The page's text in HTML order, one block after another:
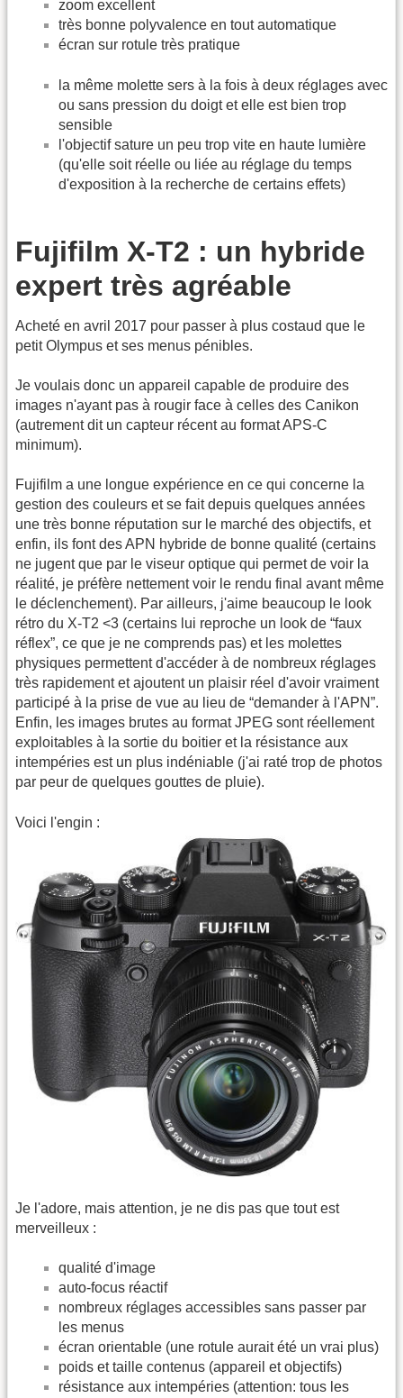
zoom excellent
très bonne polyvalence en tout automatique
écran sur rotule très pratique
la même molette sers à la fois à deux réglages avec
ou sans pression du doigt et elle est bien trop
sensible
l'objectif sature un peu trop vite en haute lumière
(qu'elle soit réelle ou liée au réglage du temps
d'exposition à la recherche de certains effets)
Fujifilm X-T2 : un hybride
expert très agréable
Acheté en avril 2017 pour passer à plus costaud que le
petit Olympus et ses menus pénibles.
Je voulais donc un appareil capable de produire des
images n'ayant pas à rougir face à celles des Canikon
(autrement dit un capteur récent au format APS-C
minimum).
Fujifilm a une longue expérience en ce qui concerne la
gestion des couleurs et se fait depuis quelques années
une très bonne réputation sur le marché des objectifs, et
enfin, ils font des APN hybride de bonne qualité (certains
ne jugent que par le viseur optique qui permet de voir la
réalité, je préfère nettement voir le rendu final avant même
le déclenchement). Par ailleurs, j'aime beaucoup le look
rétro du X-T2 <3 (certains lui reproche un look de “faux
réflex”, ce que je ne comprends pas) et les molettes
physiques permettent d'accéder à de nombreux réglages
très rapidement et ajoutent un plaisir réel d'avoir vraiment
participé à la prise de vue au lieu de “demander à l'APN”.
Enfin, les images brutes au format JPEG sont réellement
exploitables à la sortie du boitier et la résistance aux
intempéries est un plus indéniable (j'ai raté trop de photos
par peur de quelques gouttes de pluie).
Voici l'engin :
Je l'adore, mais attention, je ne dis pas que tout est
merveilleux :
qualité d'image
auto-focus réactif
nombreux réglages accessibles sans passer par
les menus
écran orientable (une rotule aurait été un vrai plus)
poids et taille contenus (appareil et objectifs)
résistance aux intempéries (attention: tous les